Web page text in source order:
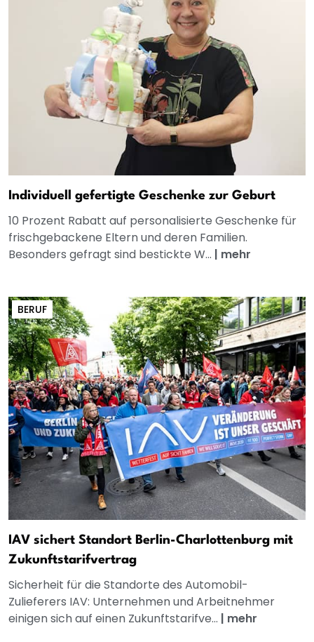
Individuell gefertigte Geschenke zur Geburt
10 Prozent Rabatt auf personalisierte Geschenke für
frischgebackene Eltern und deren Familien.
Besonders gefragt sind bestickte W... | mehr
BERUF
IAV sichert Standort Berlin-Charlottenburg mit
Zukunftstarifvertrag
Sicherheit für die Standorte des Automobil-
Zulieferers IAV: Unternehmen und Arbeitnehmer
einigen sich auf einen Zukunftstarifve... | mehr